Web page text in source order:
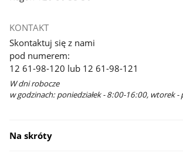
KONTAKT
Skontaktuj się z nami
pod numerem:
12 61-98-120 lub 12 61-98-121
W dni robocze
w godzinach: poniedziałek - 8:00-16:00, wtorek
Na skróty